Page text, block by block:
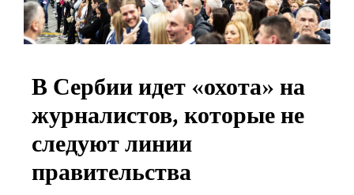
В Сербии идет «охота» на
журналистов, которые не
следуют линии
правительства